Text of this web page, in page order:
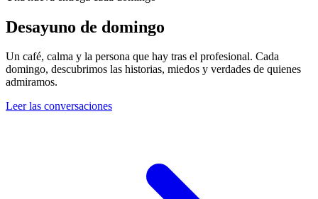
Desayuno de domingo
Un café, calma y la persona que hay tras el profesional. Cada
domingo, descubrimos las historias, miedos y verdades de quienes
admiramos.
Leer las conversaciones